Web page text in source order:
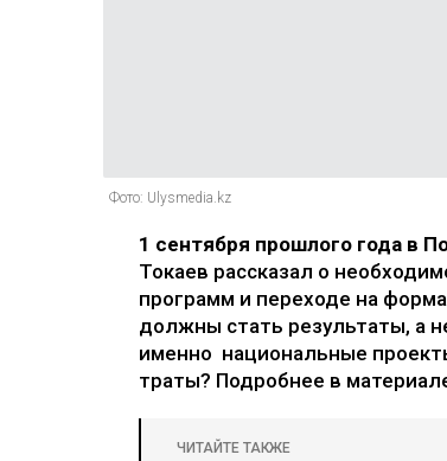
Фото: Ulysmedia.kz
1 сентября прошлого года в
Токаев рассказал о
программ и переходе на
должны стать результаты, а
именно национальные
траты? Подробнее в
ЧИТАЙТЕ ТАКЖЕ